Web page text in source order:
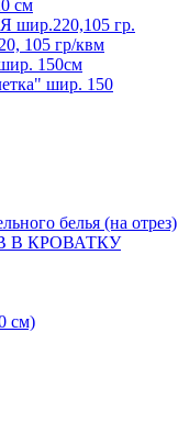
см
гр.
105 гр/квм
150см
шир. 150
белья (на отрез)
В КРОВАТКУ
см)